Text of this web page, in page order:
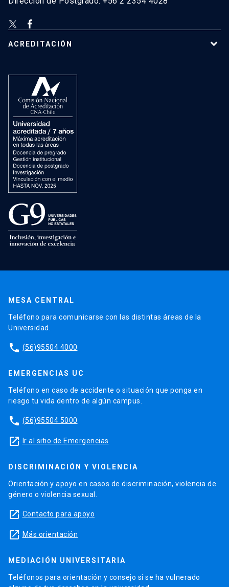
ACREDITACIÓN
MESA CENTRAL
Teléfono para comunicarse con las distintas áreas de la
Universidad.
phone (56)95504 4000
EMERGENCIAS UC
Teléfono en caso de accidente o situación que ponga en
riesgo tu vida dentro de algún campus.
phone (56)95504 5000
launch Ir al sitio de Emergencias
DISCRIMINACIÓN Y VIOLENCIA
Orientación y apoyo en casos de discriminación, violencia de
género o violencia sexual.
launch Contacto para apoyo
launch Más orientación
MEDIACIÓN UNIVERSITARIA
Teléfonos para orientación y consejo si se ha vulnerado